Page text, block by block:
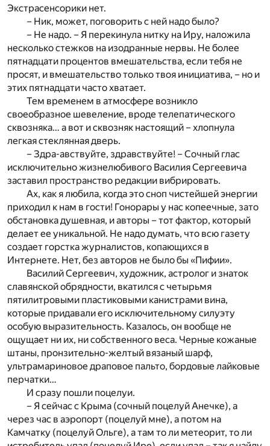
Экстрасенсорики нет.
– Ник, может, поговорить с ней надо было?
– Не надо. – Я перекинула нитку на Иру, наложила
несколько стежков на изодранные нервы. Не более
пятнадцати процентов вмешательства, если тебя не
просят, и вмешательство только твоя инициатива, – но и
этих пятнадцати часто хватает.
Тем временем в атмосфере возникло
своеобразное шевеление, вроде телепатического
сквозняка… а вот и сквозняк настоящий – хлопнула
легкая стеклянная дверь.
– Здра-авствуйте, здравствуйте! – Сочный глас
исключительно жизнелюбивого Василия Сергеевича
заставил пространство редакции вибрировать.
Ах, как я любила, когда это сноп чистейшей энергии
приходил к нам в гости! Гонорары у нас копеечные, зато
обстановка душевная, и авторы – тот фактор, который
делает ее уникальной. Не надо думать, что всю газету
создает горстка журналистов, копающихся в
Интернете. Нет, без авторов не было бы «Пифии».
Василий Сергеевич, художник, астролог и знаток
славянской обрядности, вкатился с четырьмя
пятилитровыми пластиковыми канистрами вина,
которые придавали его исключительному силуэту
особую выразительность. Казалось, он вообще не
ощущает ни их, ни собственного веса. Черные кожаные
штаны, пронзительно-желтый вязаный шарф,
ультрамариновое драповое пальто, бордовые лайковые
перчатки…
И сразу пошли поцелуи.
– Я сейчас с Крыма (сочный поцелуй Анечке), а
через час в аэропорт (поцелуй мне), а потом на
Камчатку (поцелуй Ольге), а там то ли метеорит, то ли